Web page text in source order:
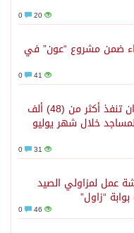
20
ضمن مشروع “عون” في
41
“الشؤون الإسلامية” في جازان تنفذ أكثر من (48) ألف
خلال شهر يوليو
31
عمل لمزاولي الصيد
“زاول”
46